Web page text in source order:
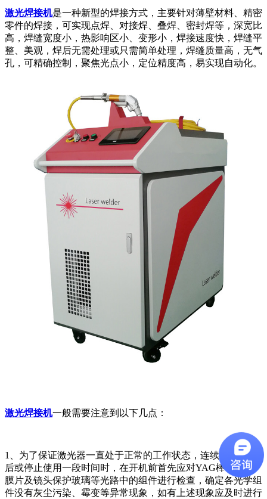
激光焊接机是一种新型的焊接方式，主要针对薄壁材料、精密
零件的焊接，可实现点焊、对接焊、叠焊、密封焊等，深宽比
高，焊缝宽度小，热影响区小、变形小，焊接速度快，焊缝平
整、美观，焊后无需处理或只需简单处理，焊缝质量高，无气
孔，可精确控制，聚焦光点小，定位精度高，易实现自动化。
激光焊接机一般需要注意到以下几点：
1、为了保证激光器一直处于正常的工作状态，连续工作二周
后或停止使用一段时间时，在开机前首先应对YAG棒、介质
膜片及镜头保护玻璃等光路中的组件进行检查，确定各光学组
件没有灰尘污染、霉变等异常现象，如有上述现象应及时进行